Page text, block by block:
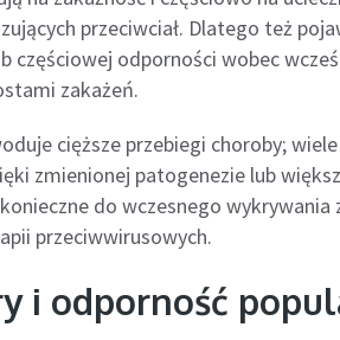
przeciwciał. Dlatego też
odporności wobec
zakażeń.
cięższe przebiegi choroby;
zmienionej patogenezie lub
do wczesnego wykrywania
przeciwwirusowych.
i odporność